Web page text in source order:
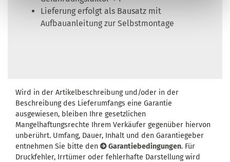
Lieferung erfolgt als Bausatz mit
Aufbauanleitung zur Selbstmontage
Wird in der Artikelbeschreibung und/oder in der
Beschreibung des Lieferumfangs eine Garantie
ausgewiesen, bleiben Ihre gesetzlichen
Mangelhaftungsrechte Ihrem Verkäufer gegenüber hiervon
unberührt. Umfang, Dauer, Inhalt und den Garantiegeber
entnehmen Sie bitte den
Garantiebedingungen. Für
Druckfehler, Irrtümer oder fehlerhafte Darstellung wird